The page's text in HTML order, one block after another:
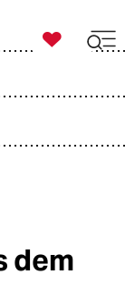

taz zahl ich
dem